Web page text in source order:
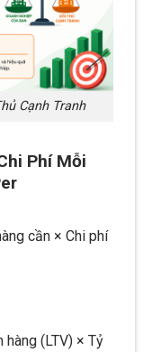
Cạnh Tranh
Phí Mỗi
cần × Chi phí
(LTV) × Tỷ